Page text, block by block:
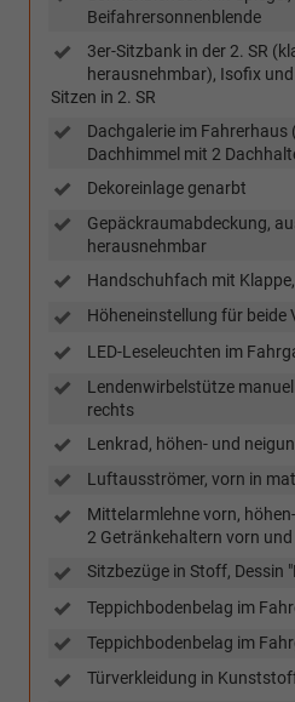
Beifahrersonnenblende
3er-Sitzbank in der 2. SR
herausnehmbar), Isofix
Sitzen in 2. SR
Dachgalerie im Fahrerhaus
Dachhimmel mit 2
Dekoreinlage genarbt
Gepäckraumabdeckung,
herausnehmbar
Handschuhfach mit
Höheneinstellung für beide
LED-Leseleuchten im
Lendenwirbelstütze
rechts
Lenkrad, höhen- und
Luftausströmer, vorn in
Mittelarmlehne vorn,
2 Getränkehaltern vorn
Sitzbezüge in Stoff, Dessin
Teppichbodenbelag im
Teppichbodenbelag im
Türverkleidung in